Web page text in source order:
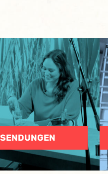
SENDUNGEN